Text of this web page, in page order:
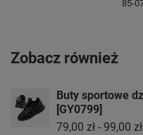
85-
Zobacz również
Buty sportowe
[GY0799]
79,00 zł - 99,00 zł